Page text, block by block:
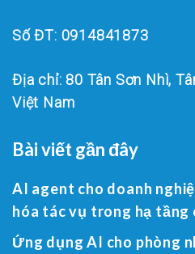
Số ĐT: 0914841873
Địa chỉ: 80 Tân Sơn Nhì,
Việt Nam
Bài viết gần đây
AI agent cho doanh
hóa tác vụ trong hạ tầng
Ứng dụng AI cho phòng